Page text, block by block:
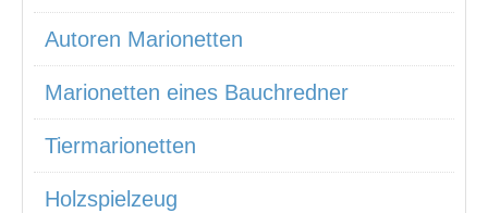
Autoren Marionetten
Marionetten eines Bauchredner
Tiermarionetten
Holzspielzeug